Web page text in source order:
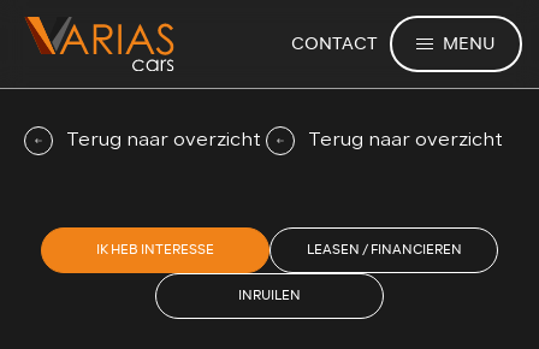
CONTACT MENU
Terug naar overzicht Terug naar overzicht
IK HEB INTERESSE LEASEN / FINANCIEREN
INRUILEN